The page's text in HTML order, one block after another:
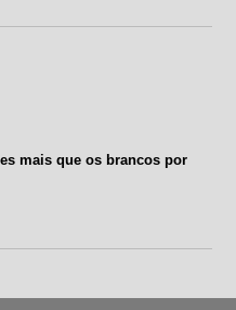
mais que os brancos por